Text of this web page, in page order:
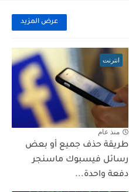
عرض المزيد
انترنت
منذ عام
طريقة حذف جميع أو بعض
رسائل فيسبوك ماسنجر
دفعة واحدة...